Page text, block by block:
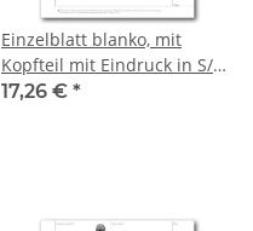
Einzelblatt blanko, mit
Kopfteil mit Eindruck in S/W,
1 Pack zu 100 Blatt
17,26 € *